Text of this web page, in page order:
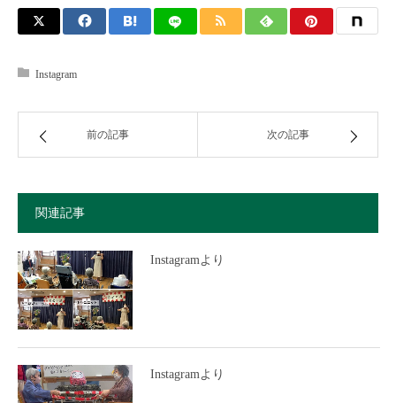
Instagram
前の記事 次の記事
関連記事
Instagramより
Instagramより